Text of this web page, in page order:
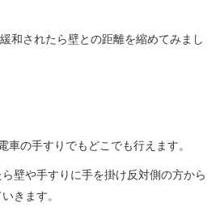
和されたら壁との距離を縮めてみまし
車の手すりでもどこでも行えます。
壁や手すりに手を掛け反対側の方から
きます。